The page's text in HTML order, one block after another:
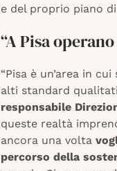
e del proprio piano
“A Pisa
“Pisa è un’area in
alti standard
responsabile
queste realtà
ancora una volta
percorso della